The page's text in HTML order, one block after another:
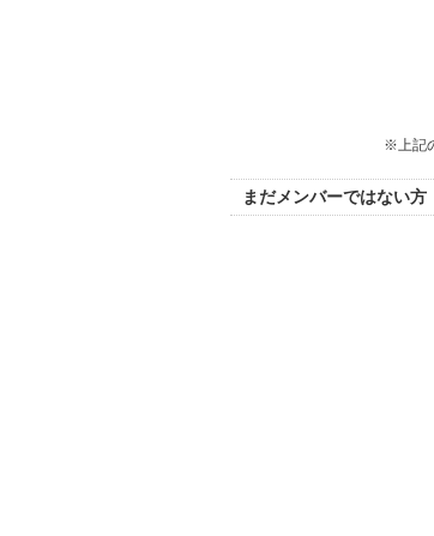
※上記
まだメンバーではない方